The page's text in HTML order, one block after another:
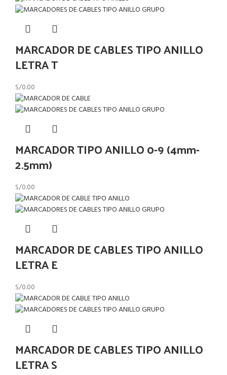
MARCADOR DE CABLES TIPO ANILLO
LETRA T
S/0.00
MARCADOR TIPO ANILLO 0-9 (4mm-
2.5mm)
S/0.00
MARCADOR DE CABLES TIPO ANILLO
LETRA E
S/0.00
MARCADOR DE CABLES TIPO ANILLO
LETRA S